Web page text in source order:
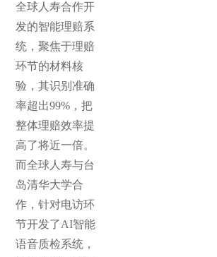
全球人寿合作开
发的智能理赔系
统，聚焦于理赔
环节的材料核
验，其识别准确
率超出99%，把
整体理赔效率提
高了将近一倍。
而全球人寿与台
岛清华大学合
作，针对电访环
节开发了AI智能
语音质检系统，